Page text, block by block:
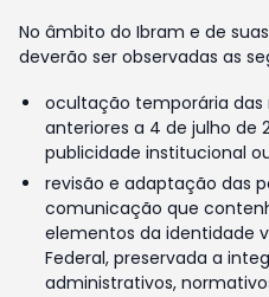
No âmbito do Ibram e de
deverão ser observadas as
ocultação temporária
anteriores a 4 de julho de
publicidade institucional
revisão e adaptação das
comunicação que
elementos da identidade
Federal, preservada a
administrativos,